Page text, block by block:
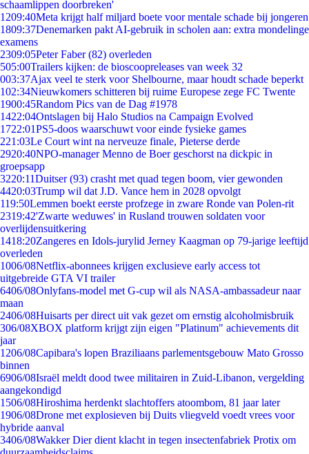
schaamlippen doorbreken'
1209:40Meta krijgt half miljard boete voor mentale schade bij jongeren
1809:37Denemarken pakt AI-gebruik in scholen aan: extra mondelinge
examens
2309:05Peter Faber (82) overleden
505:00Trailers kijken: de bioscoopreleases van week 32
003:37Ajax veel te sterk voor Shelbourne, maar houdt schade beperkt
102:34Nieuwkomers schitteren bij ruime Europese zege FC Twente
1900:45Random Pics van de Dag #1978
1422:04Ontslagen bij Halo Studios na Campaign Evolved
1722:01PS5-doos waarschuwt voor einde fysieke games
221:03Le Court wint na nerveuze finale, Pieterse derde
2920:40NPO-manager Menno de Boer geschorst na dickpic in
groepsapp
3220:11Duitser (93) crasht met quad tegen boom, vier gewonden
4420:03Trump wil dat J.D. Vance hem in 2028 opvolgt
119:50Lemmen boekt eerste profzege in zware Ronde van Polen-rit
2319:42'Zwarte weduwes' in Rusland trouwen soldaten voor
overlijdensuitkering
1418:20Zangeres en Idols-jurylid Jerney Kaagman op 79-jarige leeftijd
overleden
1006/08Netflix-abonnees krijgen exclusieve early access tot
uitgebreide GTA VI trailer
6406/08Onlyfans-model met G-cup wil als NASA-ambassadeur naar
maan
2406/08Huisarts per direct uit vak gezet om ernstig alcoholmisbruik
306/08XBOX platform krijgt zijn eigen "Platinum" achievements dit
jaar
1206/08Capibara's lopen Braziliaans parlementsgebouw Mato Grosso
binnen
6906/08Israël meldt dood twee militairen in Zuid-Libanon, vergelding
aangekondigd
1506/08Hiroshima herdenkt slachtoffers atoombom, 81 jaar later
1906/08Drone met explosieven bij Duits vliegveld voedt vrees voor
hybride aanval
3406/08Wakker Dier dient klacht in tegen insectenfabriek Protix om